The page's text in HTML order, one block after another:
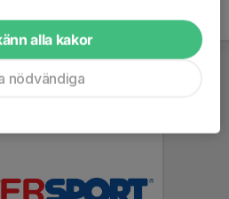
alla kakor
nödvändiga